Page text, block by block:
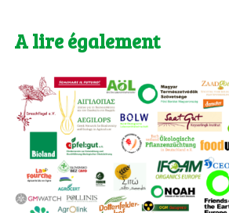
A lire également